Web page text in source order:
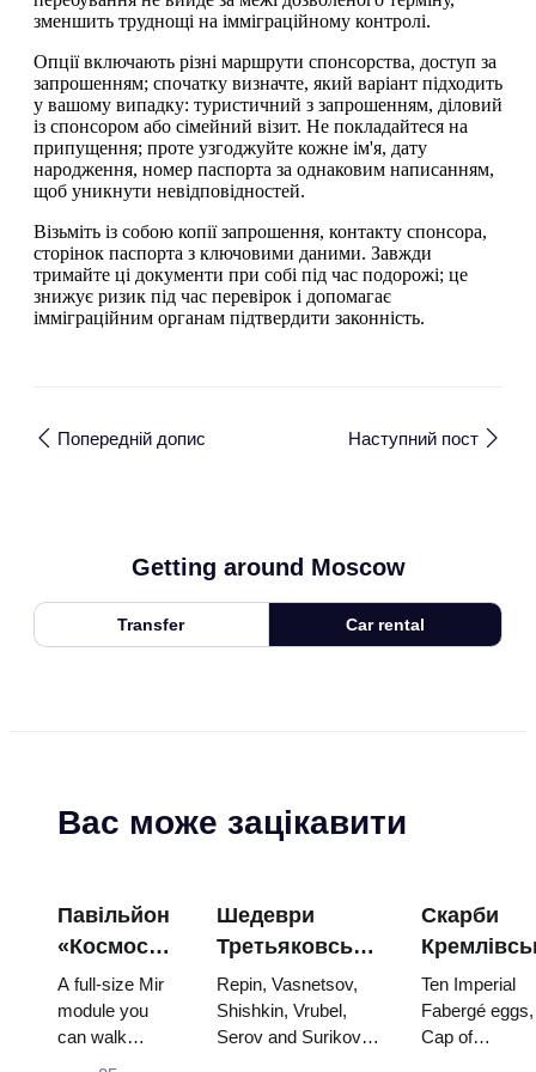
зменшить труднощі на імміграційному контролі.
Опції включають різні маршрути спонсорства, доступ за
запрошенням; спочатку визначте, який варіант підходить
у вашому випадку: туристичний з запрошенням, діловий
із спонсором або сімейний візит. Не покладайтеся на
припущення; проте узгоджуйте кожне ім'я, дату
народження, номер паспорта за однаковим написанням,
щоб уникнути невідповідностей.
Візьміть із собою копії запрошення, контакту спонсора,
сторінок паспорта з ключовими даними. Завжди
тримайте ці документи при собі під час подорожі; це
знижує ризик під час перевірок і допомагає
імміграційним органам підтвердити законність.
Попередній допис Наступний пост
Getting around Moscow
Transfer Car rental
Вас може зацікавити
Павільйон
«Космос»
на ВДНГ:
всередині
найбільшої
A full-size Mir
module you
can walk
Шедеври
Третьяковської
галереї:
картини,
заради яких
Repin, Vasnetsov,
Shishkin, Vrubel,
Serov and Surikov
Скарби
зброї:
Фаберже,
трони та
Ten Imperial
Fabergé
Cap of